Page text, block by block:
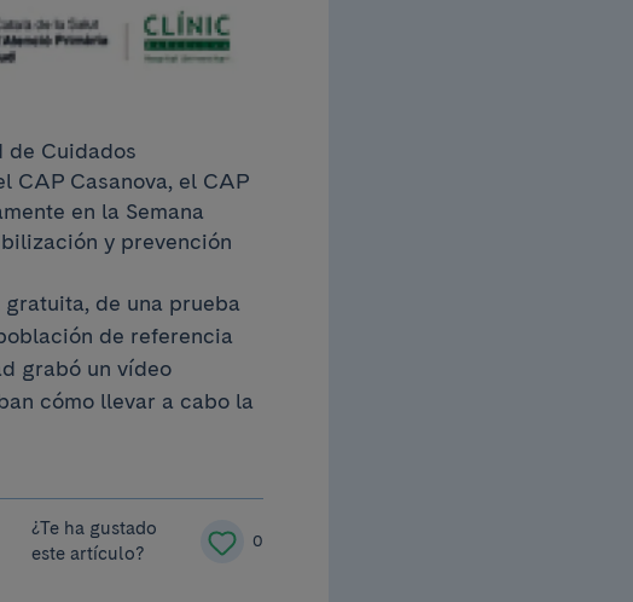
de Cuidados
CAP Casanova, el CAP
en la Semana
y prevención
de una prueba
de referencia
grabó un vídeo
cómo llevar a cabo la
¿Te ha gustado
este artículo?
0